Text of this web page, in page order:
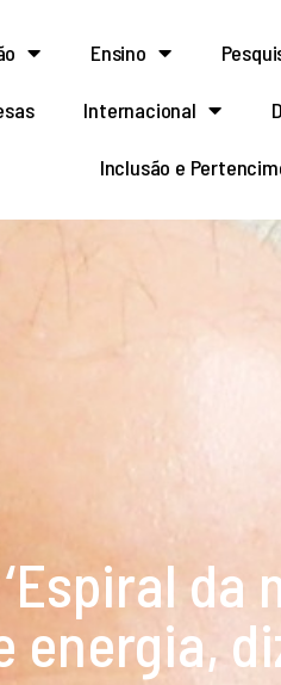
Ensino
Internacional
Inclusão e
da
energia,